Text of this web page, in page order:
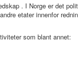
. I Norge er det
etater innenfor
som blant annet: